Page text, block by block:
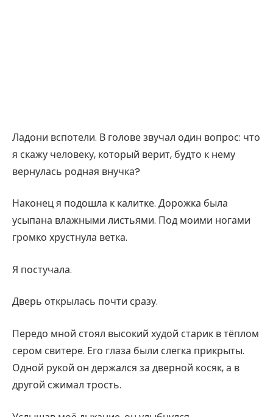
Ладони вспотели. В голове звучал один вопрос: что
я скажу человеку, который верит, будто к нему
вернулась родная внучка?
Наконец я подошла к калитке. Дорожка была
усыпана влажными листьями. Под моими ногами
громко хрустнула ветка.
Я постучала.
Дверь открылась почти сразу.
Передо мной стоял высокий худой старик в тёплом
сером свитере. Его глаза были слегка прикрыты.
Одной рукой он держался за дверной косяк, а в
другой сжимал трость.